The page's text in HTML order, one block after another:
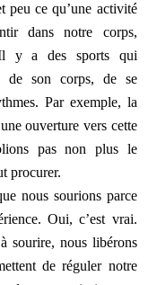
peu ce qu’une activité
dans notre corps,
y a des sports qui
de son corps, de se
Par exemple, la
ouverture vers cette
pas non plus le
procurer.
nous sourions parce
Oui, c’est vrai.
sourire, nous libérons
de réguler notre